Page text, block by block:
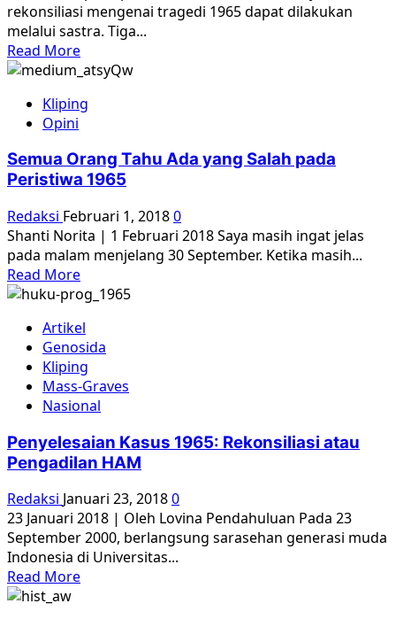
rekonsiliasi mengenai tragedi 1965 dapat dilakukan
melalui sastra. Tiga...
Read MoreRead
more
Menyaksikan
yang
dibantai:
Tragedi
1965
melalui
Sastra
Kliping
Opini
Semua Orang Tahu Ada yang Salah pada
Peristiwa 1965
Redaksi Februari 1, 20180
Shanti Norita | 1 Februari 2018 Saya masih ingat jelas
pada malam menjelang 30 September. Ketika masih...
Read MoreRead
more
Semua
Orang
Tahu
Ada
yang
pada
Peristiwa
Artikel
Genosida
Kliping
Mass-Graves
Nasional
Penyelesaian Kasus 1965: Rekonsiliasi atau
Pengadilan HAM
Redaksi Januari 23, 20180
23 Januari 2018 | Oleh Lovina Pendahuluan Pada 23
September 2000, berlangsung sarasehan generasi muda
Indonesia di Universitas...
Read MoreRead